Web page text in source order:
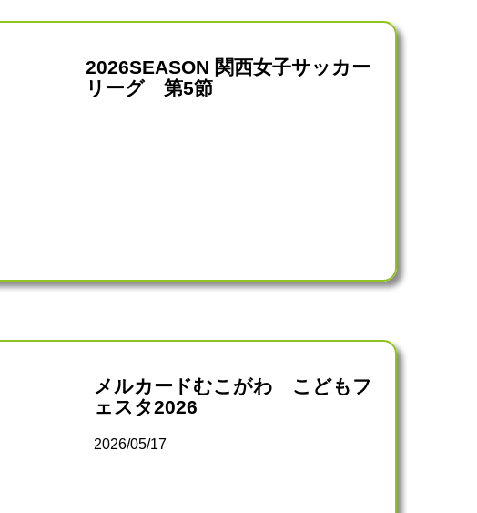
2026SEASON 関西女子サッカー
リーグ 第5節
メルカードむこがわ こどもフ
ェスタ2026
2026/05/17